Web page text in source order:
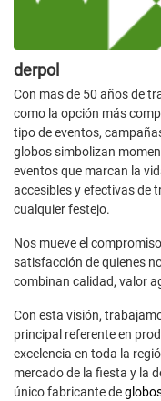
derpol
Con mas de 50 años de
como la opción más
tipo de eventos,
globos simbolizan
eventos que marcan la
accesibles y efectivas de
cualquier festejo.
Nos mueve el
satisfacción de quienes
combinan calidad, valor
Con esta visión,
principal referente en
excelencia en toda la
mercado de la fiesta y la
único fabricante de